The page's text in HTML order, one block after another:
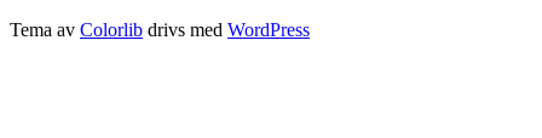
Tema av Colorlib drivs med WordPress